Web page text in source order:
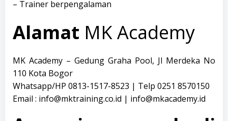
– Trainer berpengalaman
Alamat MK Academy
MK Academy – Gedung Graha Pool, Jl Merdeka No
110 Kota Bogor
Whatsapp/HP 0813-1517-8523 | Telp 0251 8570150
Email : info@mktraining.co.id | info@mkacademy.id